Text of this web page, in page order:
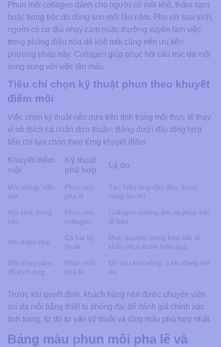
Phun môi collagen dành cho người có môi khô, thâm sạm
hoặc bong tróc do dùng son môi lâu năm. Phụ nữ sau sinh,
người có cơ địa nhạy cảm hoặc thường xuyên làm việc
trong phòng điều hòa dễ khô môi cũng nên ưu tiên
phương pháp này. Collagen giúp phục hồi cấu trúc da môi
song song với việc lên màu.
Tiêu chí chọn kỹ thuật phun theo khuyết
điểm môi
Việc chọn kỹ thuật nên dựa trên tình trạng môi thực tế thay
vì sở thích cá nhân đơn thuần. Bảng dưới đây tổng hợp
tiêu chí lựa chọn theo từng khuyết điểm.
Khuyết điểm
môi
Kỹ thuật
phù hợp
Lý do
Môi mỏng, viền
mờ
Phun môi
pha lê
Tạo hiệu ứng đầy đặn, bóng
sáng tức thì
Môi khô, bong
tróc
Phun môi
collagen
Collagen dưỡng ẩm và phục hồi
tế bào
Môi thâm nhẹ
Cả hai kỹ
thuật
Mực organic trung hòa sắc tố,
khắc phục thâm hiệu quả
Môi nhạy cảm,
dễ kích ứng
Phun môi
pha lê
Độ sâu kim nông, ít tác động lên
da
Trước khi quyết định, khách hàng nên được chuyên viên
soi da môi bằng thiết bị phóng đại để đánh giá chính xác
tình trạng, từ đó tư vấn kỹ thuật và tông màu phù hợp nhất.
Bảng màu phun môi pha lê và